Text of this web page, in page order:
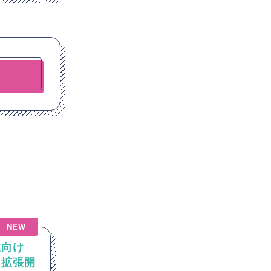
NEW
け
張開